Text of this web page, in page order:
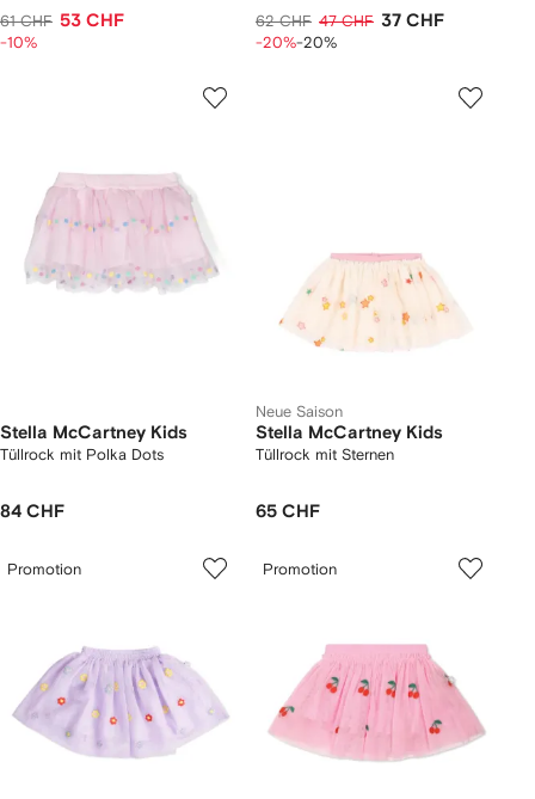
61 CHF 53 CHF
-10%
62 CHF 47 CHF 37 CHF
-20%-20%
Stella McCartney Kids
Tüllrock mit Polka Dots
84 CHF
Neue Saison
Stella McCartney Kids
Tüllrock mit Sternen
65 CHF
Promotion Promotion